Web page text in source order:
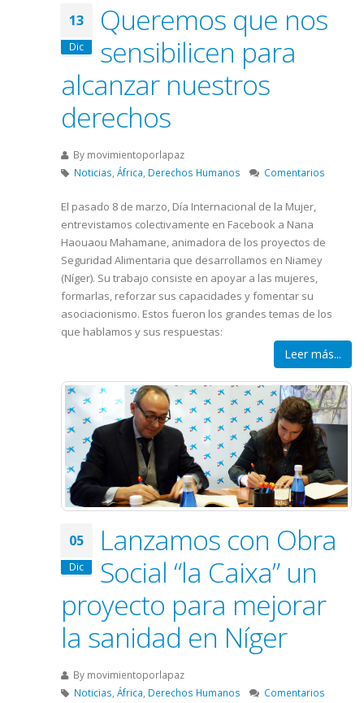
13
Dic
Queremos que nos
sensibilicen para
alcanzar nuestros
derechos
By movimientoporlapaz
Noticias África Derechos Humanos Comentarios
El pasado 8 de marzo, Día Internacional de la Mujer,
entrevistamos colectivamente en Facebook a Nana
Haouaou Mahamane, animadora de los proyectos de
Seguridad Alimentaria que desarrollamos en Niamey
(Níger). Su trabajo consiste en apoyar a las mujeres,
formarlas, reforzar sus capacidades y fomentar su
asociacionismo. Estos fueron los grandes temas de los
que hablamos y sus respuestas:
Leer más...
05
Dic
Lanzamos con Obra
Social “la Caixa” un
proyecto para mejorar
la sanidad en Níger
By movimientoporlapaz
Noticias África Derechos Humanos Comentarios